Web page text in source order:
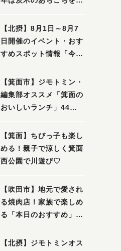
【北摂】8月1日～8月7
日開催のイベント・おす
すめスポット情報「今週
面・吹田・池田・茨木・
高槻）
【箕面市】ジモトミン・
編集部オススメ「箕面の
おいしいランチ」44
から穴場まで！〜
【箕面】ちびっ子も楽し
める！親子で涼しく箕面
西公園で川遊び♡
【吹田市】地元で愛され
る焼肉店！家族で楽しめ
る「本日のおすすめ」で
【北摂】ジモトミンオス